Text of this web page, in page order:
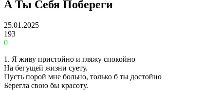
А Ты Себя Побереги
25.01.2025
193
0
1. Я живу пристойно и гляжу спокойно
На бегущей жизни суету.
Пусть порой мне больно, только б ты достойно
Берегла свою бы красоту.